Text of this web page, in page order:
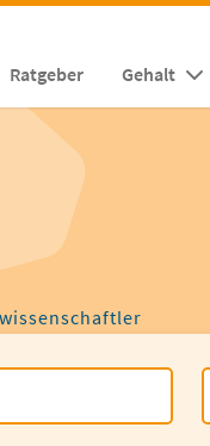
Ratgeber Gehalt